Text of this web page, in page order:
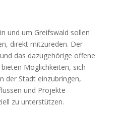
und um Greifswald sollen
direkt mitzureden. Der
das dazugehörige offene
Möglichkeiten, sich
der Stadt einzubringen,
und Projekte
zu unterstützen.